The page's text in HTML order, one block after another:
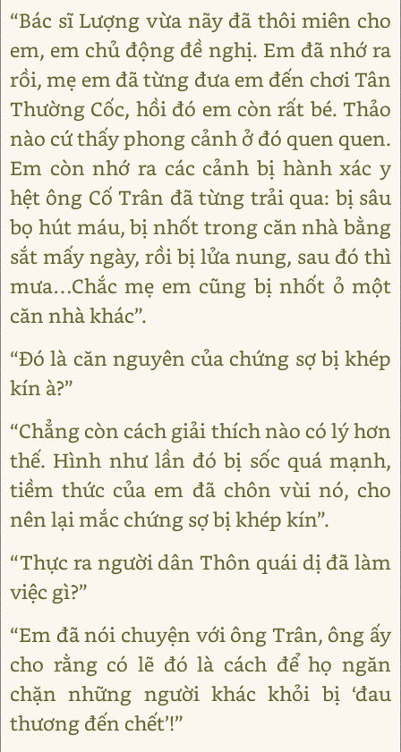
“Bác sĩ Lượng vừa nãy đã thôi miên cho
em, em chủ động đề nghị. Em đã nhớ ra
rồi, mẹ em đã từng đưa em đến chơi Tân
Thường Cốc, hồi đó em còn rất bé. Thảo
nào cứ thấy phong cảnh ở đó quen quen.
Em còn nhớ ra các cảnh bị hành xác y
hệt ông Cố Trân đã từng trải qua: bị sâu
bọ hút máu, bị nhốt trong căn nhà bằng
sắt mấy ngày, rồi bị lửa nung, sau đó thì
mưa…Chắc mẹ em cũng bị nhốt ỏ một
căn nhà khác”.
“Đó là căn nguyên của chứng sợ bị khép
kín à?”
“Chẳng còn cách giải thích nào có lý hơn
thế. Hình như lần đó bị sốc quá mạnh,
tiềm thức của em đã chôn vùi nó, cho
nên lại mắc chứng sợ bị khép kín”.
“Thực ra người dân Thôn quái dị đã làm
việc gì?”
“Em đã nói chuyện với ông Trân, ông ấy
cho rằng có lẽ đó là cách để họ ngăn
chặn những người khác khỏi bị ‘đau
thương đến chết’!”